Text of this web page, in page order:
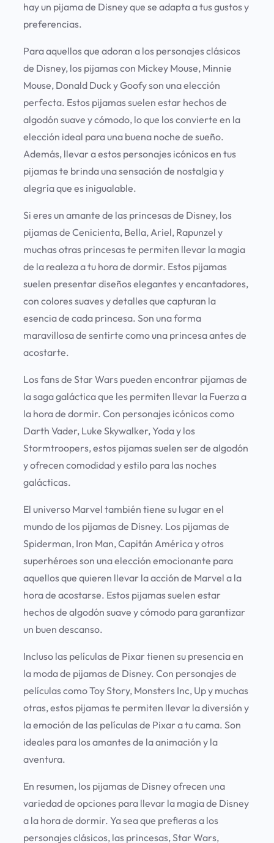
hay un pijama de Disney que se adapta a tus gustos y
preferencias.
Para aquellos que adoran a los personajes clásicos
de Disney, los pijamas con Mickey Mouse, Minnie
Mouse, Donald Duck y Goofy son una elección
perfecta. Estos pijamas suelen estar hechos de
algodón suave y cómodo, lo que los convierte en la
elección ideal para una buena noche de sueño.
Además, llevar a estos personajes icónicos en tus
pijamas te brinda una sensación de nostalgia y
alegría que es inigualable.
Si eres un amante de las princesas de Disney, los
pijamas de Cenicienta, Bella, Ariel, Rapunzel y
muchas otras princesas te permiten llevar la magia
de la realeza a tu hora de dormir. Estos pijamas
suelen presentar diseños elegantes y encantadores,
con colores suaves y detalles que capturan la
esencia de cada princesa. Son una forma
maravillosa de sentirte como una princesa antes de
acostarte.
Los fans de Star Wars pueden encontrar pijamas de
la saga galáctica que les permiten llevar la Fuerza a
la hora de dormir. Con personajes icónicos como
Darth Vader, Luke Skywalker, Yoda y los
Stormtroopers, estos pijamas suelen ser de algodón
y ofrecen comodidad y estilo para las noches
galácticas.
El universo Marvel también tiene su lugar en el
mundo de los pijamas de Disney. Los pijamas de
Spiderman, Iron Man, Capitán América y otros
superhéroes son una elección emocionante para
aquellos que quieren llevar la acción de Marvel a la
hora de acostarse. Estos pijamas suelen estar
hechos de algodón suave y cómodo para garantizar
un buen descanso.
Incluso las películas de Pixar tienen su presencia en
la moda de pijamas de Disney. Con personajes de
películas como Toy Story, Monsters Inc, Up y muchas
otras, estos pijamas te permiten llevar la diversión y
la emoción de las películas de Pixar a tu cama. Son
ideales para los amantes de la animación y la
aventura.
En resumen, los pijamas de Disney ofrecen una
variedad de opciones para llevar la magia de Disney
a la hora de dormir. Ya sea que prefieras a los
personajes clásicos, las princesas, Star Wars,